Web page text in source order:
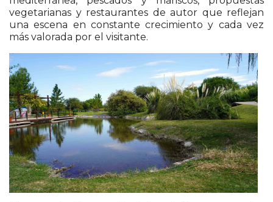
vegetarianas y restaurantes de autor que reflejan
una escena en constante crecimiento y cada vez
más valorada por el visitante.